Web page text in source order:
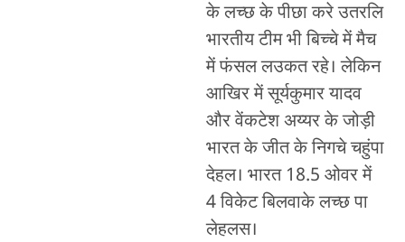
के लच्छ के पीछा करे उतरलि
भारतीय टीम भी बिच्चे में मैच
में फंसल लउकत रहे। लेकिन
आखिर में सूर्यकुमार यादव
और वेंकटेश अय्यर के जोड़ी
भारत के जीत के निगचे चहुंपा
देहल। भारत 18.5 ओवर में
4 विकेट बिलवाके लच्छ पा
लेहलस।